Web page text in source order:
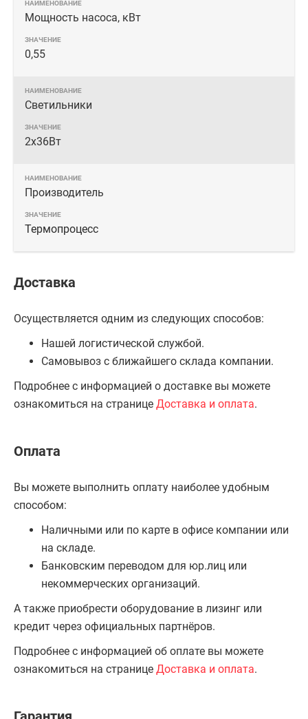
Мощность насоса, кВт
0,55
Светильники
2х36Вт
Производитель
Термопроцесс
Доставка
Осуществляется одним из следующих способов:
Нашей логистической службой.
Самовывоз с ближайшего склада компании.
Подробнее с информацией о доставке вы можете
ознакомиться на странице Доставка и оплата.
Оплата
Вы можете выполнить оплату наиболее удобным
способом:
Наличными или по карте в офисе компании или
на складе.
Банковским переводом для юр.лиц или
некоммерческих организаций.
А также приобрести оборудование в лизинг или
кредит через официальных партнёров.
Подробнее с информацией об оплате вы можете
ознакомиться на странице Доставка и оплата.